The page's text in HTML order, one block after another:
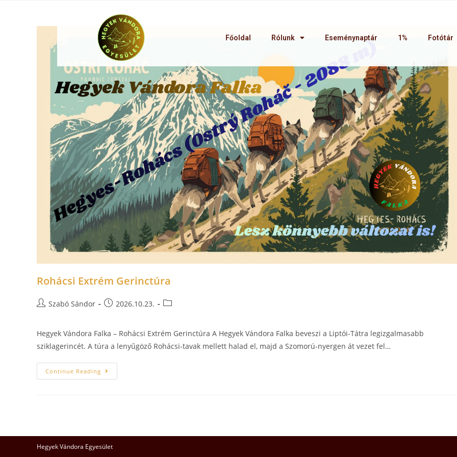
Főoldal Rólunk Eseménynaptár 1% Fotótár
Rohácsi Extrém Gerinctúra
Szabó Sándor 2026.10.23.
Hegyek Vándora Falka – Rohácsi Extrém Gerinctúra A Hegyek Vándora Falka beveszi a Liptói-Tátra legizgalmasabb
sziklagerincét. A túra a lenyűgöző Rohácsi-tavak mellett halad el, majd a Szomorú-nyergen át vezet fel…
Continue Reading
Hegyek Vándora Egyesület